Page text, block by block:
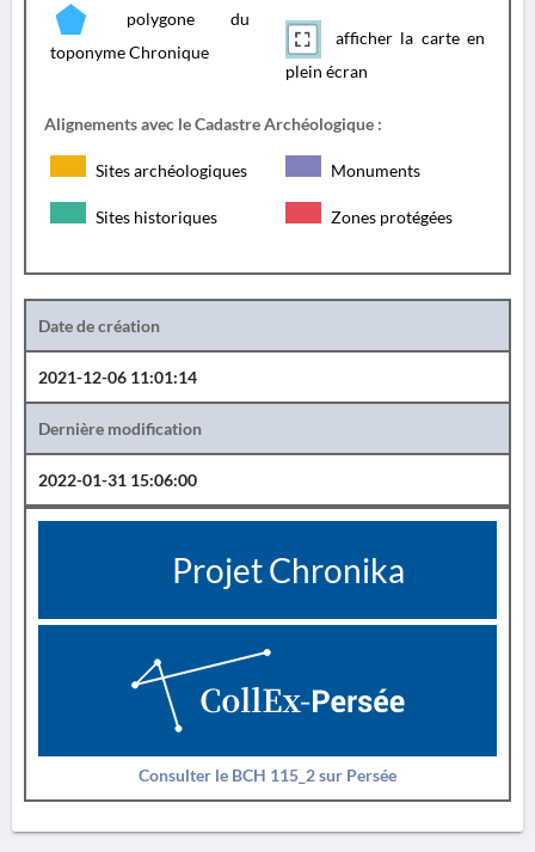
polygone du
toponyme Chronique
afficher la carte en
plein écran
Alignements avec le Cadastre Archéologique :
Sites archéologiques Monuments
Sites historiques Zones protégées
Date de création
2021-12-06 11:01:14
Dernière modification
2022-01-31 15:06:00
Projet Chronika
Consulter le BCH 115_2 sur Persée